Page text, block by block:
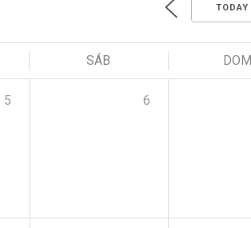
TODAY
SÁB DOM
5 6